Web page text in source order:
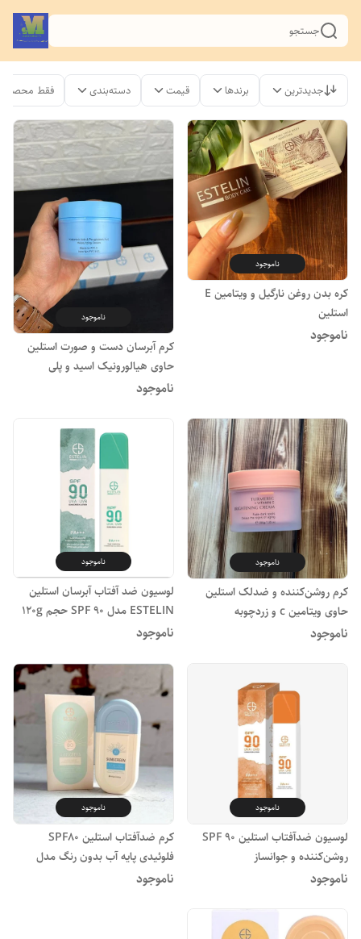
جستجو
جدیدترین برندها قیمت دسته‌بندی فقط
ناموجود
کره بدن روغن نارگیل و ویتامین E
استلین
ناموجود
ناموجود
کرم آبرسان دست و صورت استلین
حاوی هیالورونیک اسید و پلی
گلوتامیک اسید
ناموجود
ناموجود
کرم روشن‌کننده و ضدلک استلین
حاوی ویتامین c و زردچوبه
ناموجود
ناموجود
لوسیون ضد آفتاب آبرسان استلین
ESTELIN مدل SPF 90 حجم 120g
ناموجود
ناموجود
لوسیون ضدآفتاب استلین SPF 90
روشن‌کننده و جوانساز
ناموجود
ناموجود
کرم ضدآفتاب استلین SPF80
فلوئیدی پایه آب بدون رنگ مدل
Ultra
ناموجود